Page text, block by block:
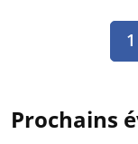
Pagination
1
Prochains